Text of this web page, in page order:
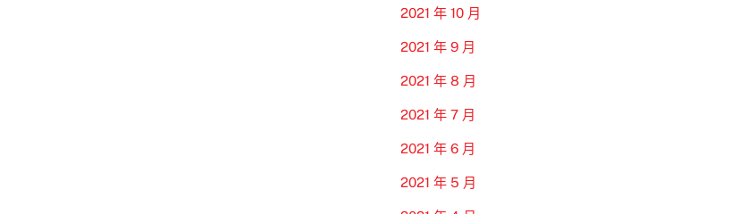
2021 年 10 月
2021 年 9 月
2021 年 8 月
2021 年 7 月
2021 年 6 月
2021 年 5 月